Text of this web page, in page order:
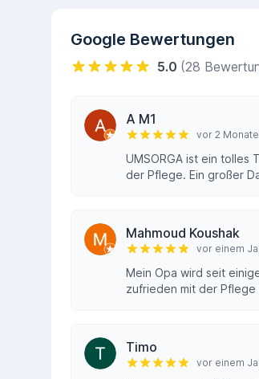
Google Bewertungen
5.0 (28
A M1
vor 2
UMSORGA ist ein tolles
der Pflege. Ein großer
Mahmoud Koushak
vor einem
Mein Opa wird seit
zufrieden mit der
Timo
vor einem